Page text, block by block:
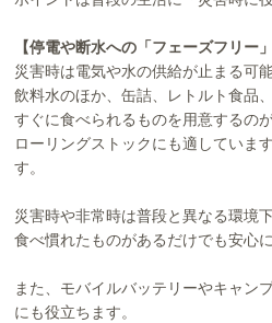
【停電や断水への「フェーズフリー」
災害時は電気や水の供給が止まる可
飲料水のほか、缶詰、レトルト食品
すぐに食べられるものを用意するの
ローリングストックにも適していま
す。
災害時や非常時は普段と異なる環境
食べ慣れたものがあるだけでも安心
また、モバイルバッテリーやキャン
にも役立ちます。